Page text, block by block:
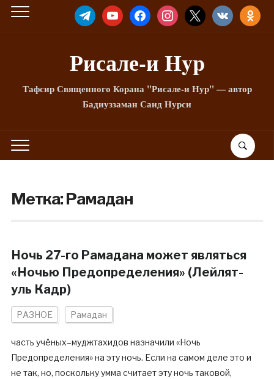
TELEGRAMYOUTUBEFACEBOOKINSTAGRAM
X VKONTAKTE
Рисале-и Hyp
Тафсир Священного Корана "Рисале-и Нур" — автор
Бадиуззаман Саид Нурси
Метка:Рамадан
Ночь 27-го Рамадана может являться
«Ночью Предопределения» (Лейлят-
уль Кадр)
РАЗНОЕ Рамадан
часть учёных–муджтахидов назначили «Ночь
Предопределения» на эту ночь. Если на самом деле это и
не так, но, поскольку умма считает эту ночь таковой,